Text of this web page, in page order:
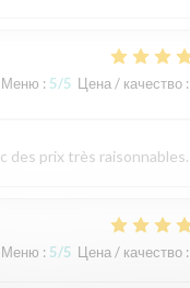
Меню : 5/5 Цена / качество:
des prix très raisonnables.
Меню : 5/5 Цена / качество: